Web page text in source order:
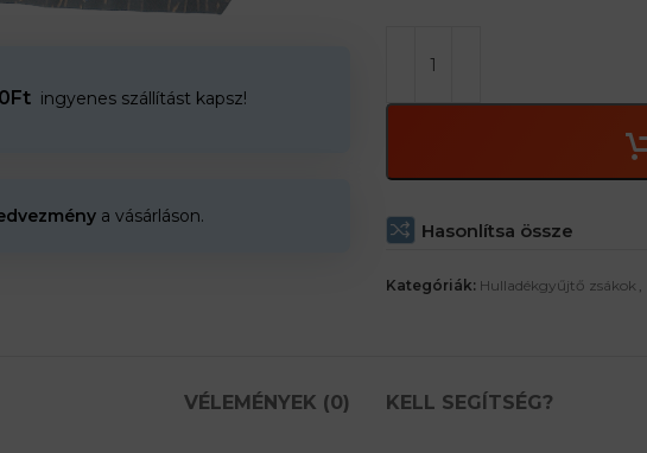
ingyenes szállítást kapsz!
a vásárláson.
Hasonlítsa össze
Kategóriák: Hulladékgyűjtő zsákok ,
VÉLEMÉNYEK (0) KELL SEGÍTSÉG?